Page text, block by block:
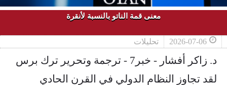
معنى قمة الناتو بالنسبة لأنقرة
2026-07-06 تحليلات
د. زاكر أفشار - خبر7 - ترجمة وتحرير ترك برس
لقد تجاوز النظام الدولي في القرن الحادي